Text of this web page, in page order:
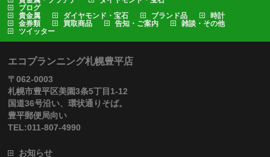
ブログ
貴金属
ダイヤモンド・宝石 ブランド品
時計
金券類
買取商品 告知・ご案内
雑談・その他
ツイッター
エコプランニング札幌豊平店
〒062-0003
札幌市豊平区美園3条5丁目1-12
国道36号沿い、環状通りそば。
豊平郵便局向い
TEL:011-807-4990
お知らせ